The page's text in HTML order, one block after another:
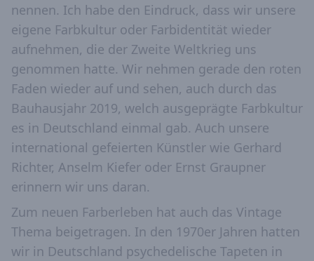
nennen. Ich habe den Eindruck, dass wir unsere
eigene Farbkultur oder Farbidentität wieder
aufnehmen, die der Zweite Weltkrieg uns
genommen hatte. Wir nehmen gerade den roten
Faden wieder auf und sehen, auch durch das
Bauhausjahr 2019, welch ausgeprägte Farbkultur
es in Deutschland einmal gab. Auch unsere
international gefeierten Künstler wie Gerhard
Richter, Anselm Kiefer oder Ernst Graupner
erinnern wir uns daran.
Zum neuen Farberleben hat auch das Vintage
Thema beigetragen. In den 1970er Jahren hatten
wir in Deutschland psychedelische Tapeten in